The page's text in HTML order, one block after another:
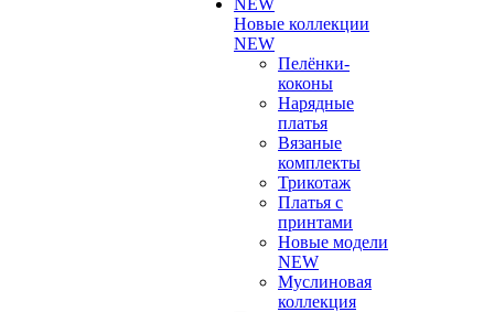
Новые коллекции
NEW
Пелёнки-
коконы
Нарядные
платья
Вязаные
комплекты
Трикотаж
Платья с
принтами
Новые модели
NEW
Муслиновая
коллекция